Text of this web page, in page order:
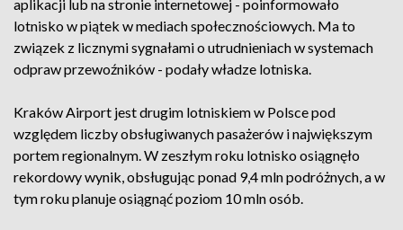
aplikacji lub na stronie internetowej - poinformowało
lotnisko w piątek w mediach społecznościowych. Ma to
związek z licznymi sygnałami o utrudnieniach w systemach
odpraw przewoźników - podały władze lotniska.
Kraków Airport jest drugim lotniskiem w Polsce pod
względem liczby obsługiwanych pasażerów i największym
portem regionalnym. W zeszłym roku lotnisko osiągnęło
rekordowy wynik, obsługując ponad 9,4 mln podróżnych, a w
tym roku planuje osiągnąć poziom 10 mln osób.